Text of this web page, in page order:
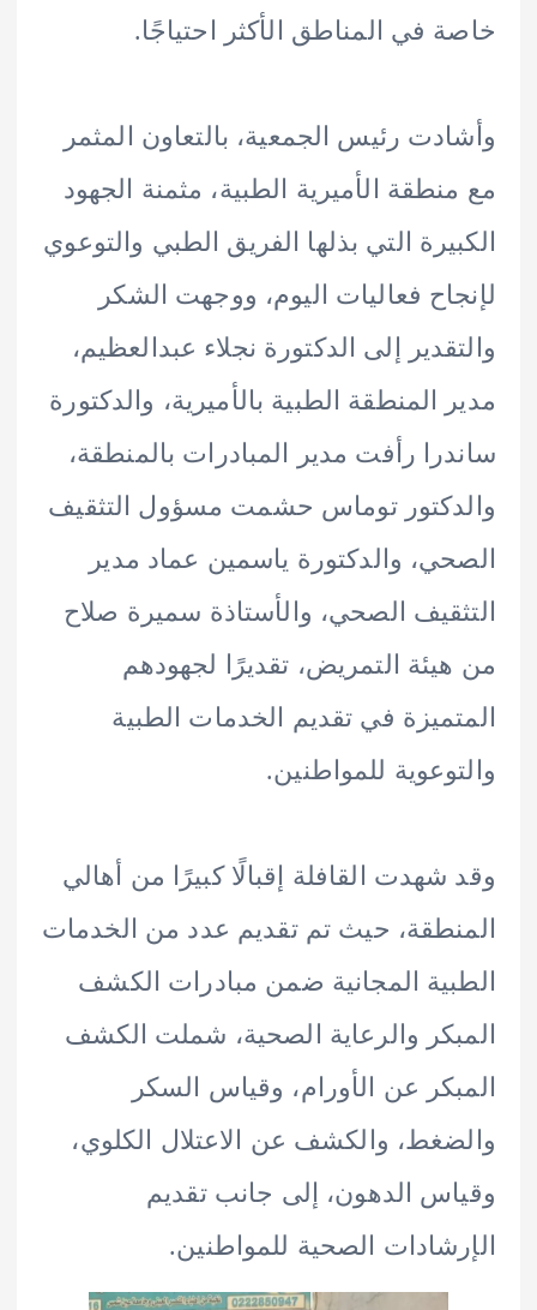
في المناطق الأكثر احتياجًا.
رئيس الجمعية، بالتعاون المثمر
الأميرية الطبية، مثمنة الجهود
التي بذلها الفريق الطبي والتوعوي
فعاليات اليوم، ووجهت الشكر
إلى الدكتورة نجلاء عبدالعظيم،
المنطقة الطبية بالأميرية، والدكتورة
رأفت مدير المبادرات بالمنطقة،
توماس حشمت مسؤول التثقيف
والدكتورة ياسمين عماد مدير
الصحي، والأستاذة سميرة صلاح
التمريض، تقديرًا لجهودهم
في تقديم الخدمات الطبية
للمواطنين.
القافلة إقبالًا كبيرًا من أهالي
حيث تم تقديم عدد من الخدمات
المجانية ضمن مبادرات الكشف
والرعاية الصحية، شملت الكشف
عن الأورام، وقياس السكر
والكشف عن الاعتلال الكلوي،
الدهون، إلى جانب تقديم
الصحية للمواطنين.